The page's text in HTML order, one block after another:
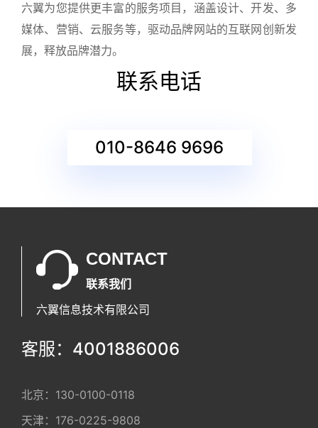
六翼为您提供更丰富的服务项目，涵盖设计、开发、多
媒体、营销、云服务等，驱动品牌网站的互联网创新发
展，释放品牌潜力。
联系电话
010-8646 9696
CONTACT
联系我们
六翼信息技术有限公司
客服：4001886006
北京： 130-0100-0118
天津： 176-0225-9808